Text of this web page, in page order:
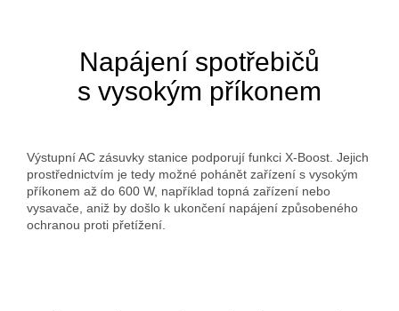
Napájení spotřebičů
s vysokým příkonem
Výstupní AC zásuvky stanice podporují funkci X-Boost. Jejich
prostřednictvím je tedy možné pohánět zařízení s vysokým
příkonem až do 600 W, například topná zařízení nebo
vysavače, aniž by došlo k ukončení napájení způsobeného
ochranou proti přetížení.